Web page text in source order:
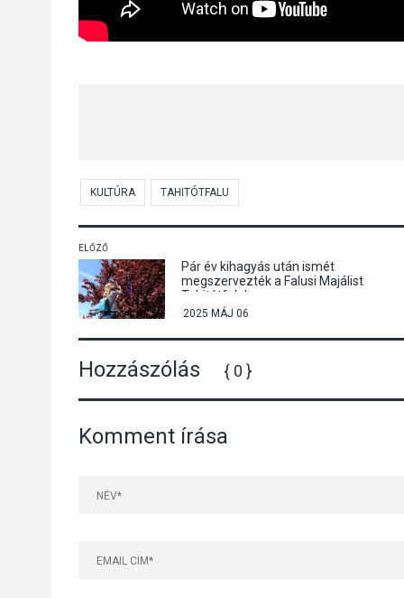
KULTÚRA TAHITÓTFALU
ELŐZŐ
Pár év kihagyás után ismét
megszervezték a Falusi Majálist
Tahitótfaluban
2025 MÁJ 06
Hozzászólás { 0 }
Komment írása